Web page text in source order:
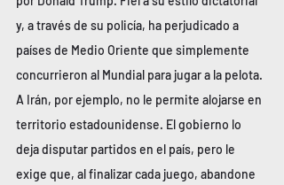
y, a través de su policía, ha perjudicado a
países de Medio Oriente que simplemente
concurrieron al Mundial para jugar a la pelota.
A Irán, por ejemplo, no le permite alojarse en
territorio estadounidense. El gobierno lo
deja disputar partidos en el país, pero le
exige que, al finalizar cada juego, abandone